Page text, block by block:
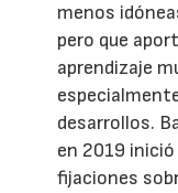
menos
pero que
aprendizaje
desarrollos.
en 2019
fijaciones